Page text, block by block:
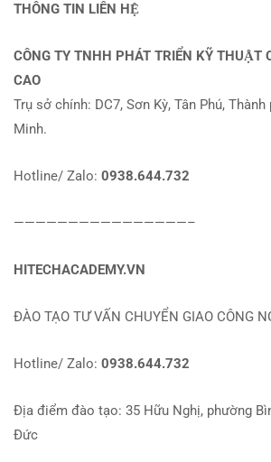
THÔNG TIN LIÊN HỆ
CÔNG TY TNHH PHÁT TRIỂN KỸ THUẬT
CAO
Trụ sở chính: DC7, Sơn Kỳ, Tân Phú,
Minh.
Hotline/ Zalo: 0938.644.732
————————————————–
HITECHACADEMY.VN
ĐÀO TẠO TƯ VẤN CHUYỂN GIAO CÔNG
Hotline/ Zalo: 0938.644.732
Địa điểm đào tạo: 35 Hữu Nghị, phường
Đức